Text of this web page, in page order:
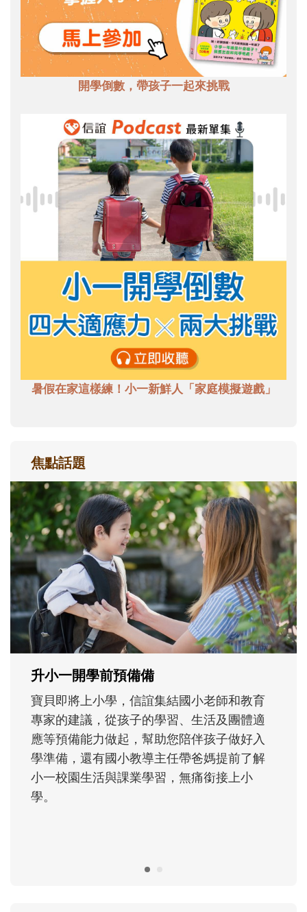
開學倒數，帶孩子一起來挑戰
暑假在家這樣練！小一新鮮人「家庭模擬遊戲」
焦點話題
和孩子一起長大的那個男人│讀懂父親的
不同模樣
沒有人天生就擅長當爸爸！男人總是在一次
次「前所未有」的體驗中，跟著孩子一起長
大。從給予安全感的肢體遊戲，到獨立自
主、角色認同及解決問題的能力養成。爸爸
正嘗試用不同的模樣，參與孩子每個重要的